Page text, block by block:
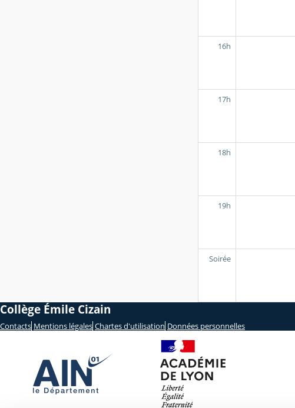
16h
17h
18h
19h
Soirée
Collège Émile Cizain
Contacts Mentions légales Chartes d'utilisation Données personnelles